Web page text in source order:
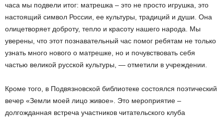
часа мы подвели итог: матрешка – это не просто игрушка, это
настоящий символ России, ее культуры, традиций и души. Она
олицетворяет доброту, тепло и красоту нашего народа. Мы
уверены, что этот познавательный час помог ребятам не только
узнать много нового о матрешке, но и почувствовать себя
частью великой русской культуры, — отметили в учреждении.
Кроме того, в Подвязновской библиотеке состоялся поэтический
вечер «Земли моей лицо живое». Это мероприятие –
долгожданная встреча участников читательского клуба